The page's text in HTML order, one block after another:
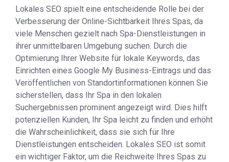
Lokales SEO spielt eine entscheidende Rolle bei der
Verbesserung der Online-Sichtbarkeit Ihres Spas, da
viele Menschen gezielt nach Spa-Dienstleistungen in
ihrer unmittelbaren Umgebung suchen. Durch die
Optimierung Ihrer Website für lokale Keywords, das
Einrichten eines Google My Business-Eintrags und das
Veröffentlichen von Standortinformationen können Sie
sicherstellen, dass Ihr Spa in den lokalen
Suchergebnissen prominent angezeigt wird. Dies hilft
potenziellen Kunden, Ihr Spa leicht zu finden und erhöht
die Wahrscheinlichkeit, dass sie sich für Ihre
Dienstleistungen entscheiden. Lokales SEO ist somit
ein wichtiger Faktor, um die Reichweite Ihres Spas zu